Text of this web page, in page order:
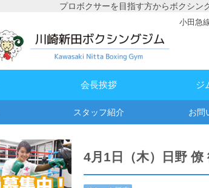
プロボクサーを目指す方からボクシン
小田急
会長挨拶 ジ
スタッフ紹介 お問
4月1日（木）日野 僚